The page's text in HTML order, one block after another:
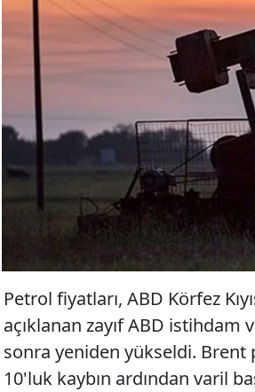
Petrol fiyatları, ABD Körfez
açıklanan zayıf ABD istihdam
sonra yeniden yükseldi. Brent
10'luk kaybın ardından varil